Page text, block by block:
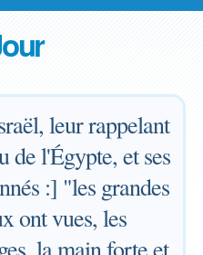
leur rappelant
de l'Égypte, et ses
:] "les grandes
ont vues, les
la main forte et